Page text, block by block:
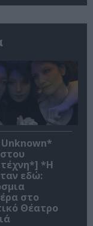
*Η
εδώ:
στο
Θέατρο